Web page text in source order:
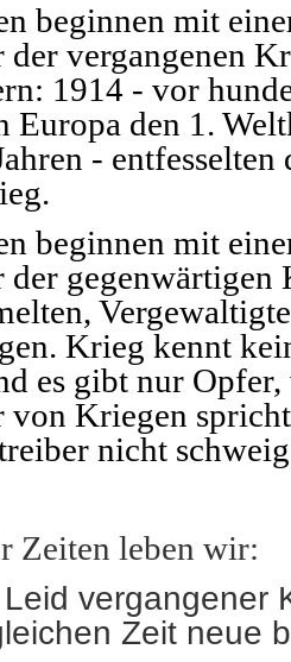
beginnen mit
der vergangenen
1914 - vor
Europa den 1.
- entfesselten
beginnen mit
der gegenwärtigen
Krieg kennt
es gibt nur
von Kriegen
nicht
Zeiten leben wir:
vergangener
Zeit neue